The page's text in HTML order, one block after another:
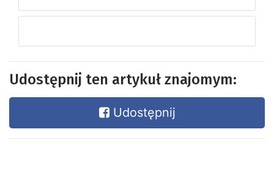
Udostępnij ten artykuł znajomym:
Udostępnij